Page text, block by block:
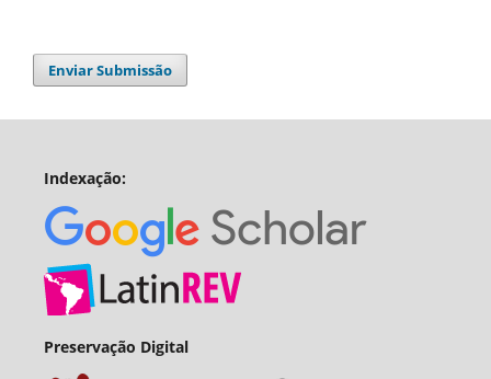
Enviar Submissão
Indexação:
Preservação Digital